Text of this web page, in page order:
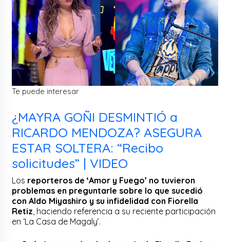
Te puede interesar
¿MAYRA GOÑI DESMINTIÓ a
RICARDO MENDOZA? ASEGURA
ESTAR SOLTERA: “Recibo
solicitudes” | VIDEO
Los reporteros de ‘Amor y Fuego’ no tuvieron
problemas en preguntarle sobre lo que sucedió
con Aldo Miyashiro y su infidelidad con Fiorella
Retiz , haciendo referencia a su reciente participación
en ‘La Casa de Magaly’.